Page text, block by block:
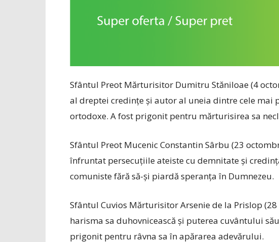
Sfântul Preot Mărturisitor Dumitru Stăniloae (4
al dreptei credințe și autor al uneia dintre cele mai
ortodoxe. A fost prigonit pentru mărturisirea sa
Sfântul Preot Mucenic Constantin Sârbu (23
înfruntat persecuțiile ateiste cu demnitate și
comuniste fără să-și piardă speranța în Dumnezeu.
Sfântul Cuvios Mărturisitor Arsenie de la Prislop
harisma sa duhovnicească și puterea cuvântului
prigonit pentru râvna sa în apărarea adevărului.